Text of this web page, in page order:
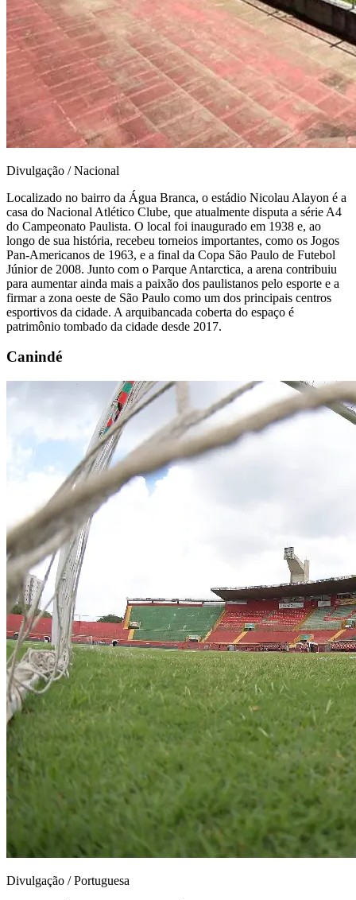
Divulgação / Nacional
Localizado no bairro da Água Branca, o estádio Nicolau Alayon é a
casa do Nacional Atlético Clube, que atualmente disputa a série A4
do Campeonato Paulista. O local foi inaugurado em 1938 e, ao
longo de sua história, recebeu torneios importantes, como os Jogos
Pan-Americanos de 1963, e a final da Copa São Paulo de Futebol
Júnior de 2008. Junto com o Parque Antarctica, a arena contribuiu
para aumentar ainda mais a paixão dos paulistanos pelo esporte e a
firmar a zona oeste de São Paulo como um dos principais centros
esportivos da cidade. A arquibancada coberta do espaço é
patrimônio tombado da cidade desde 2017.
Canindé
Divulgação / Portuguesa